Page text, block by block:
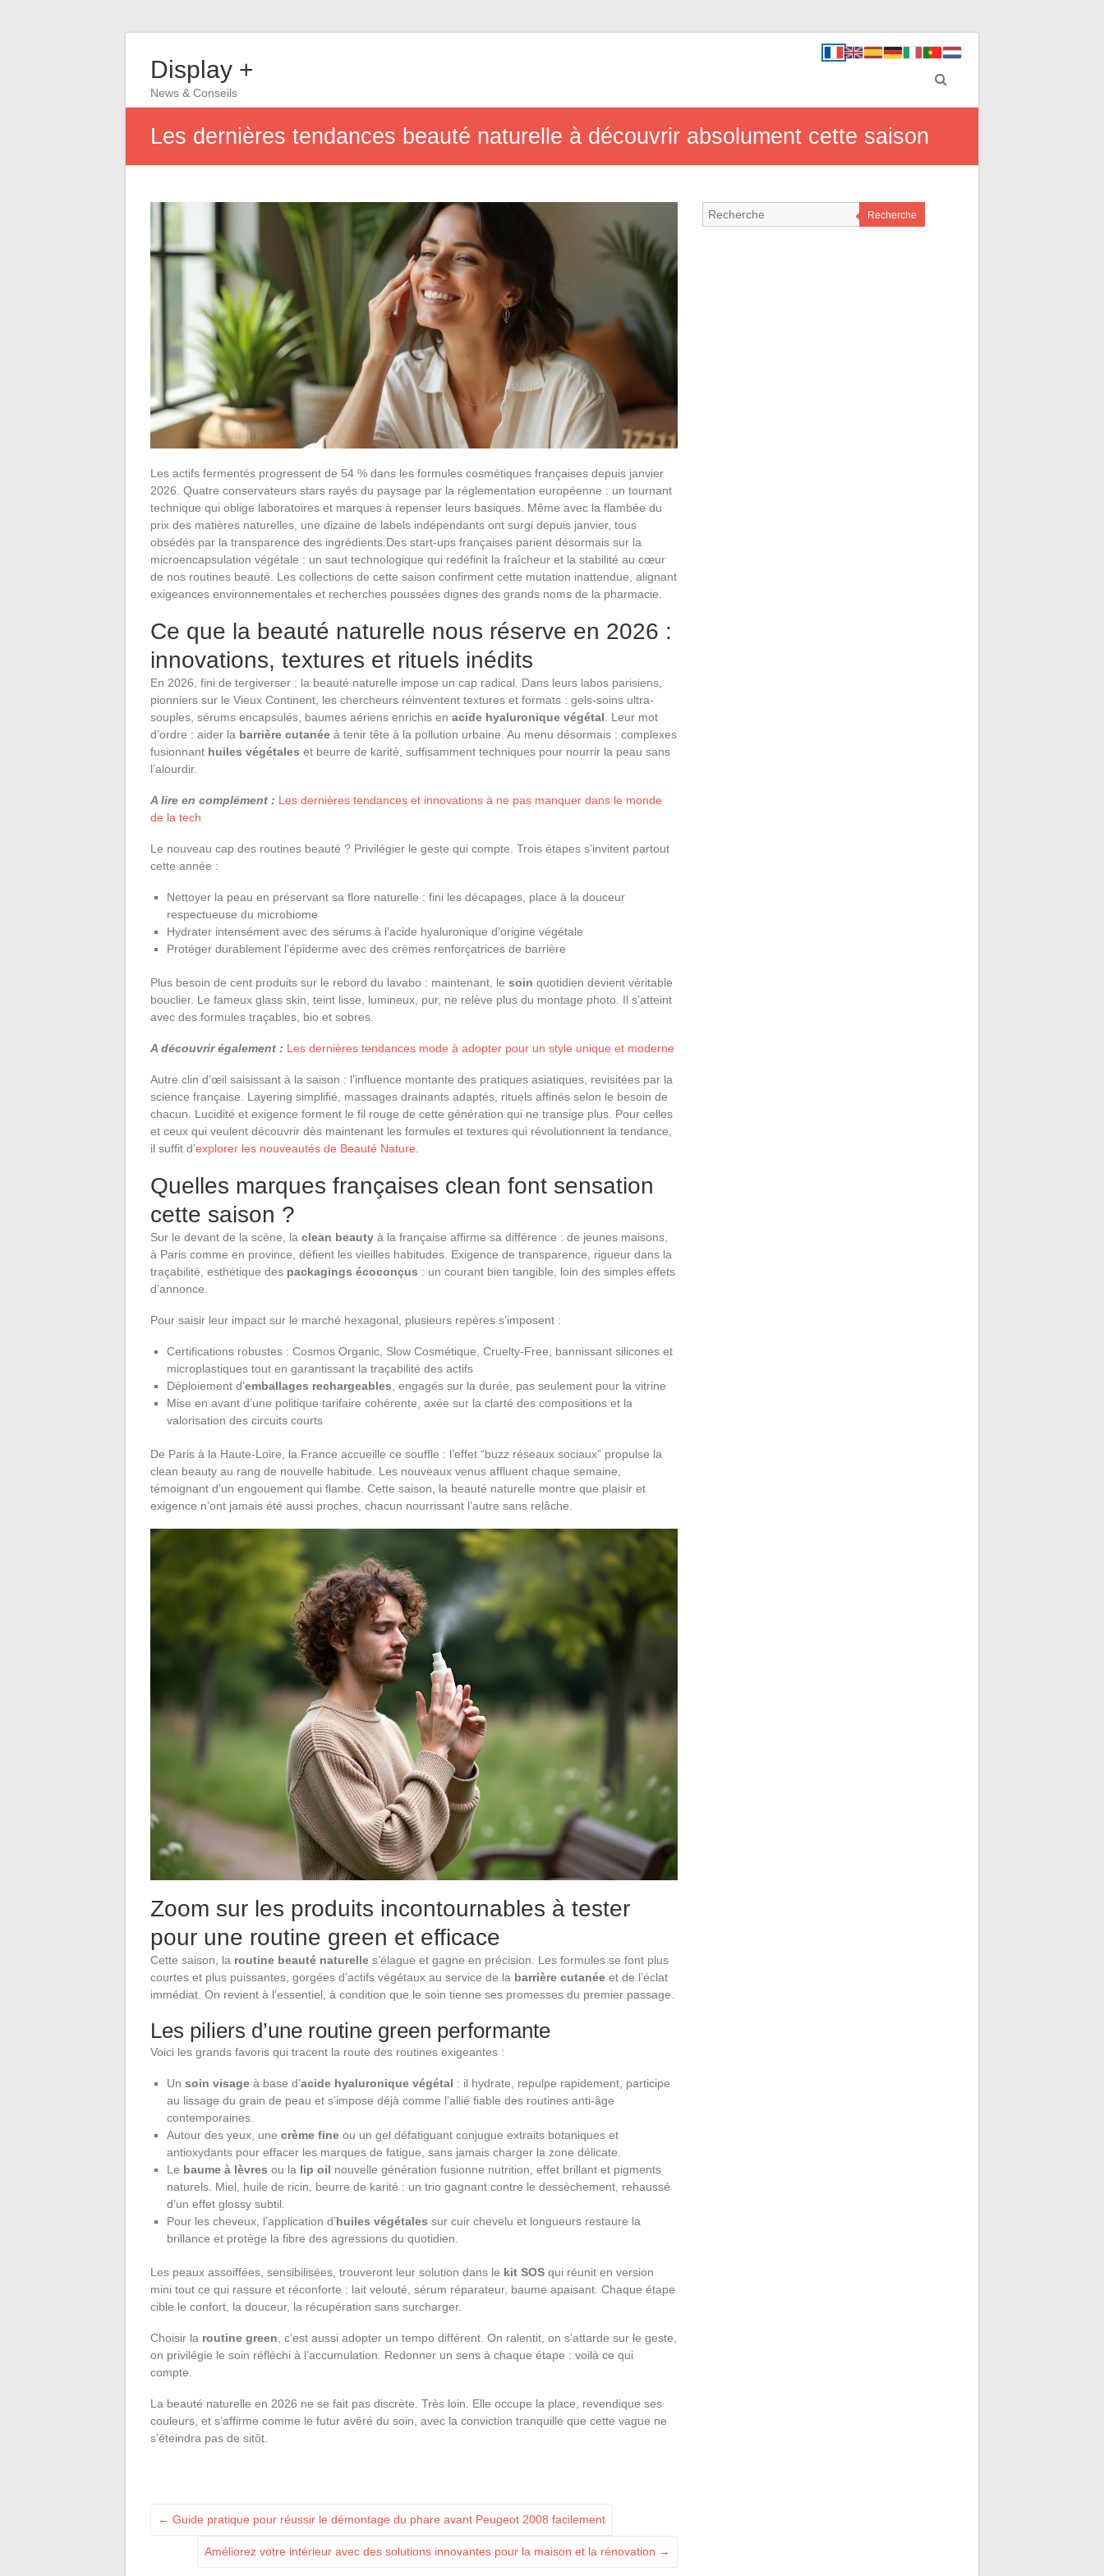
Display +
News & Conseils
Les dernières tendances beauté naturelle à découvrir absolument cette saison
Les actifs fermentés progressent de 54 % dans les formules cosmétiques françaises depuis janvier
2026. Quatre conservateurs stars rayés du paysage par la réglementation européenne : un tournant
technique qui oblige laboratoires et marques à repenser leurs basiques. Même avec la flambée du
prix des matières naturelles, une dizaine de labels indépendants ont surgi depuis janvier, tous
obsédés par la transparence des ingrédients.Des start-ups françaises parient désormais sur la
microencapsulation végétale : un saut technologique qui redéfinit la fraîcheur et la stabilité au cœur
de nos routines beauté. Les collections de cette saison confirment cette mutation inattendue, alignant
exigeances environnementales et recherches poussées dignes des grands noms de la pharmacie.
Ce que la beauté naturelle nous réserve en 2026 :
innovations, textures et rituels inédits
En 2026, fini de tergiverser : la beauté naturelle impose un cap radical. Dans leurs labos parisiens,
pionniers sur le Vieux Continent, les chercheurs réinventent textures et formats : gels-soins ultra-
souples, sérums encapsulés, baumes aériens enrichis en acide hyaluronique végétal . Leur mot
d’ordre : aider la barrière cutanée à tenir tête à la pollution urbaine. Au menu désormais : complexes
fusionnant huiles végétales et beurre de karité, suffisamment techniques pour nourrir la peau sans
l’alourdir.
A lire en complément : Les dernières tendances et innovations à ne pas manquer dans le monde
de la tech
Le nouveau cap des routines beauté ? Privilégier le geste qui compte. Trois étapes s’invitent partout
cette année :
Nettoyer la peau en préservant sa flore naturelle : fini les décapages, place à la douceur
respectueuse du microbiome
Hydrater intensément avec des sérums à l’acide hyaluronique d’origine végétale
Protéger durablement l’épiderme avec des crèmes renforçatrices de barrière
Plus besoin de cent produits sur le rebord du lavabo : maintenant, le soin quotidien devient véritable
bouclier. Le fameux glass skin, teint lisse, lumineux, pur, ne relève plus du montage photo. Il s’atteint
avec des formules traçables, bio et sobres.
A découvrir également : Les dernières tendances mode à adopter pour un style unique et moderne
Autre clin d’œil saisissant à la saison : l’influence montante des pratiques asiatiques, revisitées par la
science française. Layering simplifié, massages drainants adaptés, rituels affinés selon le besoin de
chacun. Lucidité et exigence forment le fil rouge de cette génération qui ne transige plus. Pour celles
et ceux qui veulent découvrir dès maintenant les formules et textures qui révolutionnent la tendance,
il suffit d’explorer les nouveautés de Beauté Nature
Quelles marques françaises clean font sensation
cette saison ?
Sur le devant de la scène, la clean beauty à la française affirme sa différence : de jeunes maisons,
à Paris comme en province, défient les vieilles habitudes. Exigence de transparence, rigueur dans la
traçabilité, esthétique des packagings écoconçus : un courant bien tangible, loin des simples effets
d’annonce.
Pour saisir leur impact sur le marché hexagonal, plusieurs repères s’imposent :
Certifications robustes : Cosmos Organic, Slow Cosmétique, Cruelty-Free, bannissant silicones et
microplastiques tout en garantissant la traçabilité des actifs
Déploiement d’emballages rechargeables , engagés sur la durée, pas seulement pour la vitrine
Mise en avant d’une politique tarifaire cohérente, axée sur la clarté des compositions et la
valorisation des circuits courts
De Paris à la Haute-Loire, la France accueille ce souffle : l’effet “buzz réseaux sociaux” propulse la
clean beauty au rang de nouvelle habitude. Les nouveaux venus affluent chaque semaine,
témoignant d’un engouement qui flambe. Cette saison, la beauté naturelle montre que plaisir et
exigence n’ont jamais été aussi proches, chacun nourrissant l’autre sans relâche.
Zoom sur les produits incontournables à tester
pour une routine green et efficace
Cette saison, la routine beauté naturelle s’élague et gagne en précision. Les formules se font plus
courtes et plus puissantes, gorgées d’actifs végétaux au service de la barrière cutanée et de l’éclat
immédiat. On revient à l’essentiel, à condition que le soin tienne ses promesses du premier passage.
Les piliers d’une routine green performante
Voici les grands favoris qui tracent la route des routines exigeantes :
Un soin visage à base d’acide hyaluronique végétal : il hydrate, repulpe rapidement, participe
au lissage du grain de peau et s’impose déjà comme l’allié fiable des routines anti-âge
contemporaines.
Autour des yeux, une crème fine ou un gel défatiguant conjugue extraits botaniques et
antioxydants pour effacer les marques de fatigue, sans jamais charger la zone délicate.
Le baume à lèvres ou la lip oil nouvelle génération fusionne nutrition, effet brillant et pigments
naturels. Miel, huile de ricin, beurre de karité : un trio gagnant contre le dessèchement, rehaussé
d’un effet glossy subtil.
Pour les cheveux, l’application d’huiles végétales sur cuir chevelu et longueurs restaure la
brillance et protège la fibre des agressions du quotidien.
Les peaux assoiffées, sensibilisées, trouveront leur solution dans le kit SOS qui réunit en version
mini tout ce qui rassure et réconforte : lait velouté, sérum réparateur, baume apaisant. Chaque étape
cible le confort, la douceur, la récupération sans surcharger.
Choisir la routine green , c’est aussi adopter un tempo différent. On ralentit, on s’attarde sur le geste,
on privilégie le soin réfléchi à l’accumulation. Redonner un sens à chaque étape : voilà ce qui
compte.
La beauté naturelle en 2026 ne se fait pas discrète. Très loin. Elle occupe la place, revendique ses
couleurs, et s’affirme comme le futur avéré du soin, avec la conviction tranquille que cette vague ne
s’éteindra pas de sitôt.
← Guide pratique pour réussir le démontage du phare avant Peugeot 2008 facilement
Améliorez votre intérieur avec des solutions innovantes pour la maison et la rénovation →
Recherche